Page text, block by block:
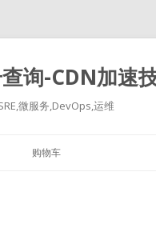
询-CDN加速技
微服务,DevOps,运维
购物车